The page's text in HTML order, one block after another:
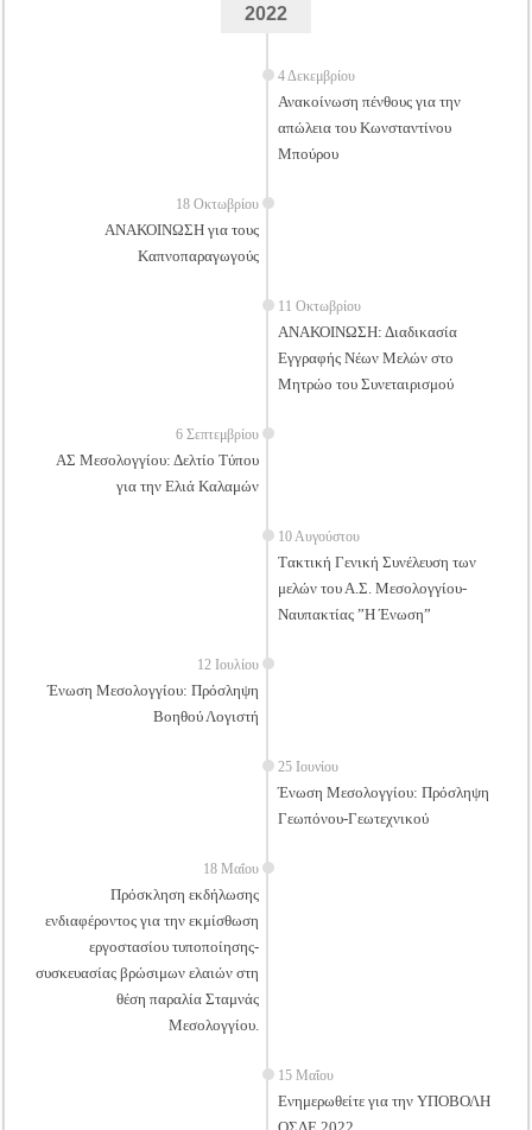
2022
4 Δεκεμβρίου
Ανακοίνωση πένθους για την
απώλεια του Κωνσταντίνου
Μπούρου
18 Οκτωβρίου
ΑΝΑΚΟΙΝΩΣΗ για τους
Καπνοπαραγωγούς
11 Οκτωβρίου
ΑΝΑΚΟΙΝΩΣΗ: Διαδικασία
Εγγραφής Νέων Μελών στο
Μητρώο του Συνεταιρισμού
6 Σεπτεμβρίου
ΑΣ Μεσολογγίου: Δελτίο Τύπου
για την Ελιά Καλαμών
10 Αυγούστου
Tακτική Γενική Συνέλευση των
μελών του Α.Σ. Μεσολογγίου-
Ναυπακτίας ”Η Ένωση”
12 Ιουλίου
Ένωση Μεσολογγίου: Πρόσληψη
Βοηθού Λογιστή
25 Ιουνίου
Ένωση Μεσολογγίου: Πρόσληψη
Γεωπόνου-Γεωτεχνικού
18 Μαΐου
Πρόσκληση εκδήλωσης
ενδιαφέροντος για την εκμίσθωση
εργοστασίου τυποποίησης-
συσκευασίας βρώσιμων ελαιών στη
θέση παραλία Σταμνάς
Μεσολογγίου.
15 Μαΐου
Ενημερωθείτε για την ΥΠΟΒΟΛΗ